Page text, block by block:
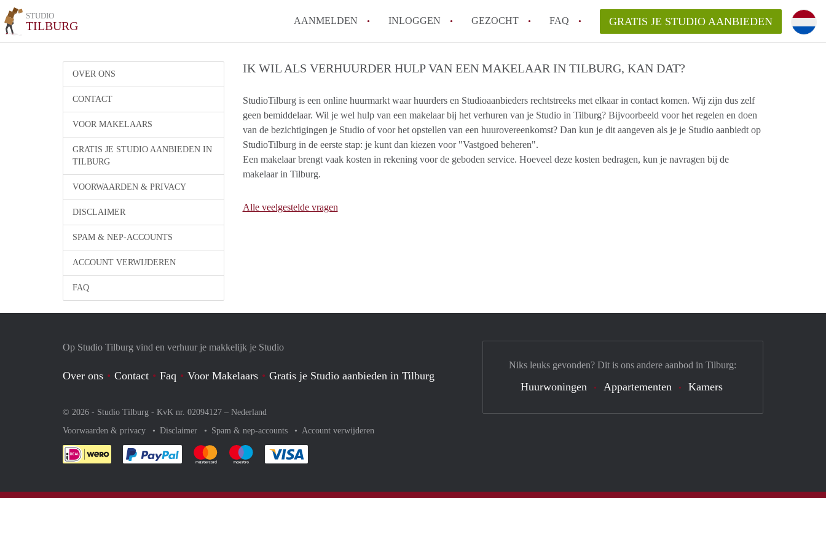
STUDIO
TILBURG AANMELDEN INLOGGEN GEZOCHT FAQ
How to translate StudioTilburg!
Hoeveel kost het om te reageren op een Studio in Tilburg?
Wat is de privacyverklaring van StudioTilburg?
Berekent StudioTilburg makelaarsvergoeding/bemiddelingsvergoeding?
Alle veelgestelde vragen
GRATIS JE STUDIO AANBIEDEN
OVER ONS
CONTACT
VOOR MAKELAARS
GRATIS JE STUDIO AANBIEDEN IN
TILBURG
VOORWAARDEN & PRIVACY
DISCLAIMER
SPAM & NEP-ACCOUNTS
ACCOUNT VERWIJDEREN
FAQ
IK WIL ALS VERHUURDER HULP VAN EEN MAKELAAR IN TILBURG, KAN DAT?
StudioTilburg is een online huurmarkt waar huurders en Studioaanbieders rechtstreeks met elkaar in contact komen. Wij zijn dus zelf
geen bemiddelaar. Wil je wel hulp van een makelaar bij het verhuren van je Studio in Tilburg? Bijvoorbeeld voor het regelen en doen
van de bezichtigingen je Studio of voor het opstellen van een huurovereenkomst? Dan kun je dit aangeven als je je Studio aanbiedt op
StudioTilburg in de eerste stap: je kunt dan kiezen voor "Vastgoed beheren".
Een makelaar brengt vaak kosten in rekening voor de geboden service. Hoeveel deze kosten bedragen, kun je navragen bij de
makelaar in Tilburg.
Alle veelgestelde vragen
Op Studio Tilburg vind en verhuur je makkelijk je Studio
Over ons Contact Faq Voor Makelaars Gratis je Studio aanbieden in Tilburg
© 2026 - Studio Tilburg - KvK nr. 02094127 – Nederland
Voorwaarden & privacy
Disclaimer Spam & nep-accounts Account verwijderen
Je rekent gemakkelijk af met Paypal
Je rekent gemakkelijk af met Mastercard
Je rekent gemakkelijk af met Meastro
Niks leuks gevonden? Dit is ons andere aanbod in Tilburg:
Huurwoningen Appartementen Kamers